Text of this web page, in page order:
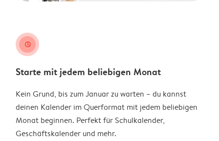
clock
Starte mit jedem beliebigen Monat
Kein Grund, bis zum Januar zu warten – du kannst
deinen Kalender im Querformat mit jedem beliebigen
Monat beginnen. Perfekt für Schulkalender,
Geschäftskalender und mehr.